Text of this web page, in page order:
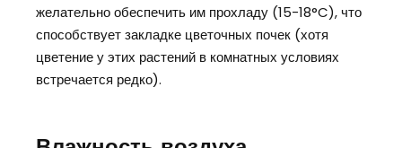
желательно обеспечить им прохладу (15-18°C), что
способствует закладке цветочных почек (хотя
цветение у этих растений в комнатных условиях
встречается редко).